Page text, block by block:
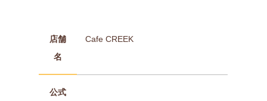
店舗
名
Cafe CREEK
公式